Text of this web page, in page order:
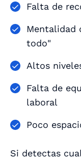
Falta de
Mentalidad
todo"
Altos
Falta de
laboral
Poco
Si detectas